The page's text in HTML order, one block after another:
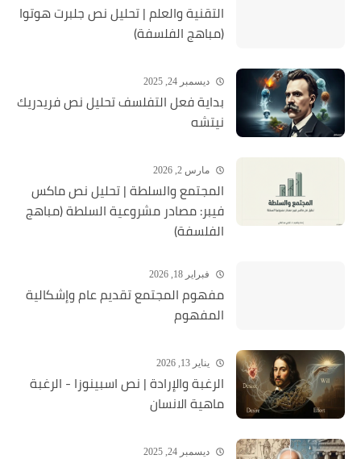
التقنية والعلم | تحليل نص جلبرت هوتوا
(مباهج الفلسفة)
ديسمبر 24, 2025
بداية فعل التفلسف تحليل نص فريدريك
نيتشه
مارس 2, 2026
المجتمع والسلطة | تحليل نص ماكس
فيبر: مصادر مشروعية السلطة (مباهج
الفلسفة)
فبراير 18, 2026
مفهوم المجتمع تقديم عام وإشكالية
المفهوم
يناير 13, 2026
الرغبة والإرادة | نص اسبينوزا - الرغبة
ماهية الانسان
ديسمبر 24, 2025